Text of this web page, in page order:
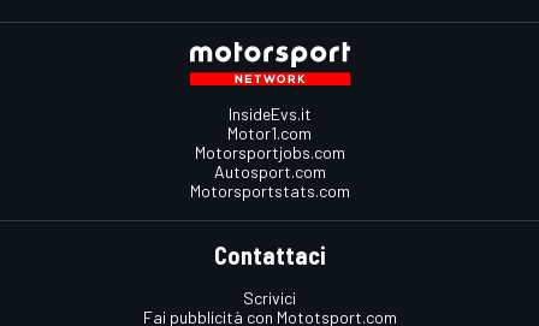
InsideEvs.it
Motor1.com
Motorsportjobs.com
Autosport.com
Motorsportstats.com
Contattaci
Scrivici
Fai pubblicità con Mototsport.com